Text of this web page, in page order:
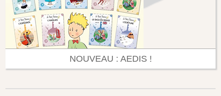
NOUVEAU : AEDIS !